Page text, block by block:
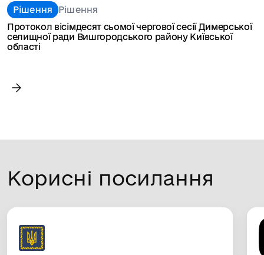
Рішення
Рішення
Протокол вісімдесят сьомої чергової сесії Димерської
селищної ради Вишгородського району Київської
області
Корисні посилання